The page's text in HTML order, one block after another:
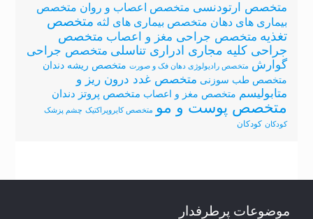
متخصص ارتودنسی متخصص اعصاب و روان متخصص
بیماری های دهان متخصص بیماری های لثه متخصص
تغذیه متخصص جراحی مغز و اعصاب متخصص
جراحی کلیه مجاری ادراری تناسلی متخصص جراحی
گوارش متخصص رادیولوژی دهان فک و صورت متخصص ریشه دندان
متخصص طب سوزنی متخصص غدد درون ریز و
متابولیسم متخصص مغز و اعصاب متخصص پروتز دندان
متخصص پوست و مو متخصص کایروپراکتیک چشم پزشک
کودکان کودکان
موضوعات پرطرفدار